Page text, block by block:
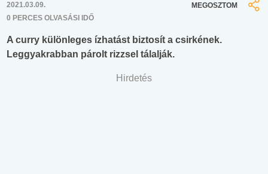
2021.03.09.
0 PERCES OLVASÁSI IDŐ
MEGOSZTOM
A curry különleges ízhatást biztosít a csirkének.
Leggyakrabban párolt rizzsel tálalják.
Hirdetés